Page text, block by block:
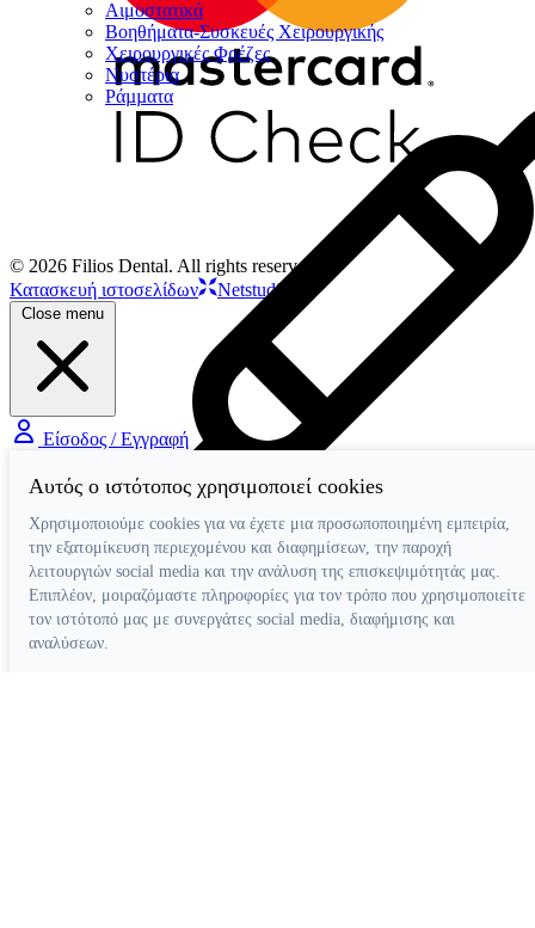
Αιμοστατικά
Βοηθήματα-Συσκευές Χειρουργικής
Χειρουργικές Φρέζες
Νυστέρια
Ράµµατα
Διάφορα Βοηθήματα
© 2026 Filios Dental. All rights reserved.
Κατασκευή ιστοσελίδων
Netstudio
Close menu
Είσοδος / Εγγραφή
Αυτός ο ιστότοπος χρησιμοποιεί cookies
Χρησιμοποιούμε cookies για να έχετε μια προσωποποιημένη εμπειρία,
την εξατομίκευση περιεχομένου και διαφημίσεων, την παροχή
λειτουργιών social media και την ανάλυση της επισκεψιμότητάς μας.
Επιπλέον, μοιραζόμαστε πληροφορίες για τον τρόπο που χρησιμοποιείτε
τον ιστότοπό μας με συνεργάτες social media, διαφήμισης και
αναλύσεων.